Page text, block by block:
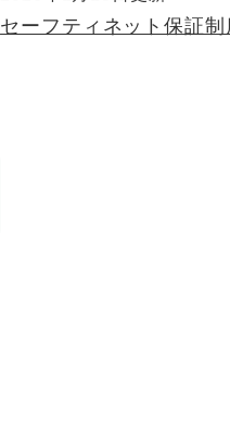
セーフティネット保証